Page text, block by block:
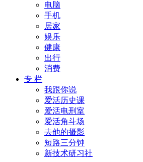
电脑
手机
居家
娱乐
健康
出行
消费
专 栏
我跟你说
爱活历史课
爱活电刑室
爱活角斗场
去他的摄影
短路三分钟
新技术研习社